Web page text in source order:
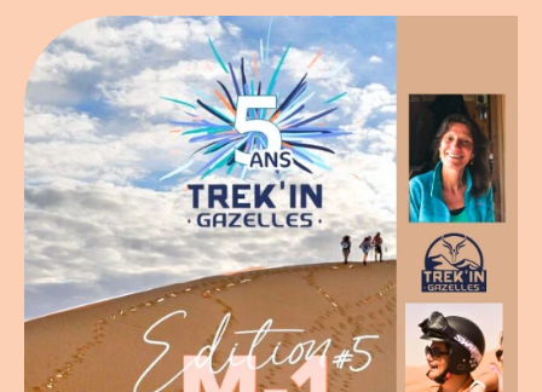
Mon compte